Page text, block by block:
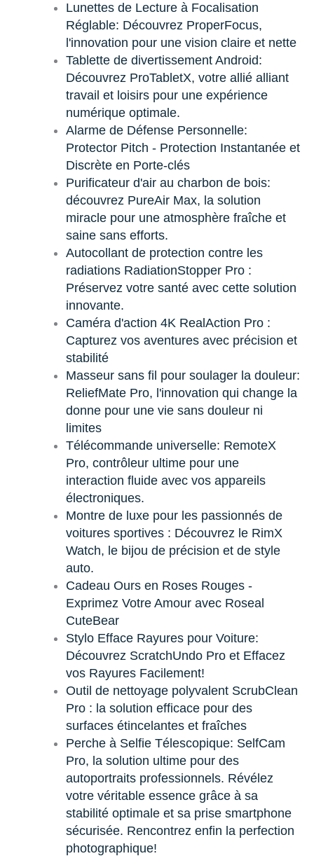
Lunettes de Lecture à Focalisation
Réglable: Découvrez ProperFocus,
l'innovation pour une vision claire et nette
Tablette de divertissement Android:
Découvrez ProTabletX, votre allié alliant
travail et loisirs pour une expérience
numérique optimale.
Alarme de Défense Personnelle:
Protector Pitch - Protection Instantanée et
Discrète en Porte-clés
Purificateur d'air au charbon de bois:
découvrez PureAir Max, la solution
miracle pour une atmosphère fraîche et
saine sans efforts.
Autocollant de protection contre les
radiations RadiationStopper Pro :
Préservez votre santé avec cette solution
innovante.
Caméra d'action 4K RealAction Pro :
Capturez vos aventures avec précision et
stabilité
Masseur sans fil pour soulager la douleur:
ReliefMate Pro, l'innovation qui change la
donne pour une vie sans douleur ni
limites
Télécommande universelle: RemoteX
Pro, contrôleur ultime pour une
interaction fluide avec vos appareils
électroniques.
Montre de luxe pour les passionnés de
voitures sportives : Découvrez le RimX
Watch, le bijou de précision et de style
auto.
Cadeau Ours en Roses Rouges -
Exprimez Votre Amour avec Roseal
CuteBear
Stylo Efface Rayures pour Voiture:
Découvrez ScratchUndo Pro et Effacez
vos Rayures Facilement!
Outil de nettoyage polyvalent ScrubClean
Pro : la solution efficace pour des
surfaces étincelantes et fraîches
Perche à Selfie Télescopique: SelfCam
Pro, la solution ultime pour des
autoportraits professionnels. Révélez
votre véritable essence grâce à sa
stabilité optimale et sa prise smartphone
sécurisée. Rencontrez enfin la perfection
photographique!